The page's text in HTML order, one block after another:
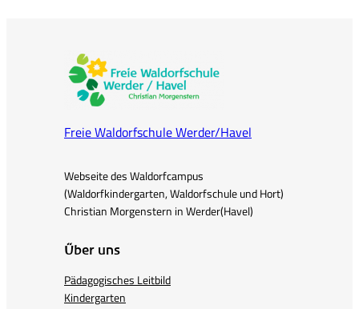
Freie Waldorfschule Werder/Havel
Webseite des Waldorfcampus
(Waldorfkindergarten, Waldorfschule und Hort)
Christian Morgenstern in Werder(Havel)
Über uns
Pädagogisches Leitbild
Kindergarten